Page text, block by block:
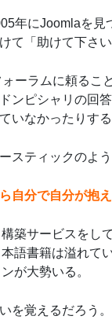
年にJoomlaを
て「助けて下さ
ーラムに頼るこ
ンピシャリの回
いなかったりす
スティックのよう
自分で自分が抱
築サービスをし
語書籍は溢れて
が大勢いる。
を覚えるだろう。